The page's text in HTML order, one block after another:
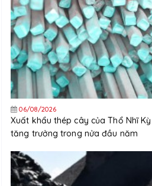
06/08/2026
Xuất khẩu thép cây của Thổ Nhĩ
tăng trưởng trong nửa đầu năm